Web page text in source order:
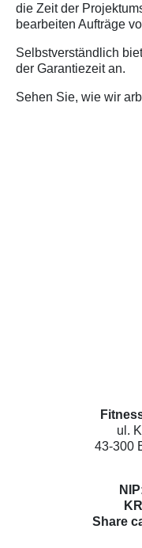
die Zeit der
bearbeiten Aufträge
Selbstverständlich
der Garantiezeit an.
Sehen Sie, wie wir
ul.
43-300
Share